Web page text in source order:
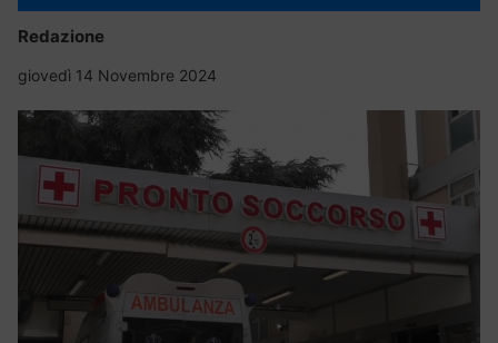
Redazione
giovedì 14 Novembre 2024